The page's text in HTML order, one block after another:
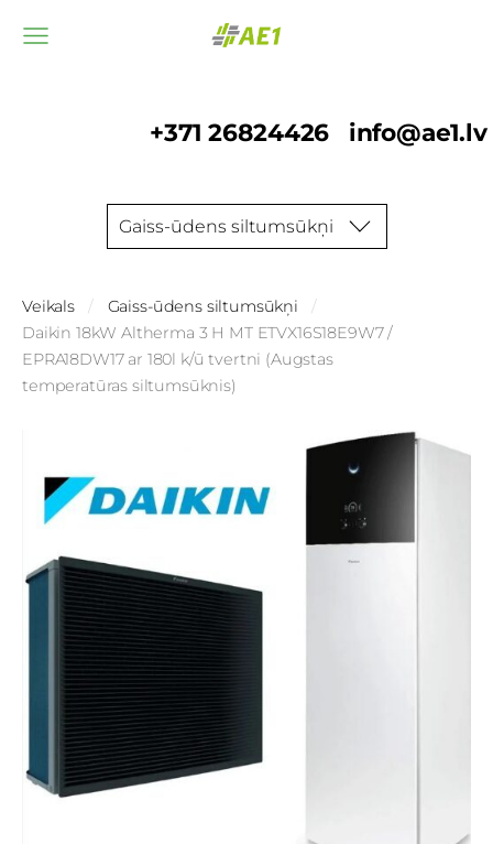
+371 26824426 info@ae1.lv
Gaiss-ūdens siltumsūkņi
Veikals
Gaiss-ūdens siltumsūkņi
Daikin 18kW Altherma 3 H MT ETVX16S18E9W7 /
EPRA18DW17 ar 180l k/ū tvertni (Augstas
temperatūras siltumsūknis)